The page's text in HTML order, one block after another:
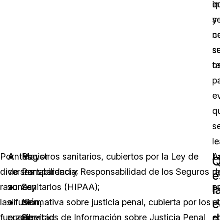
y
Por
diversas
razones,
las
fuerzas
Mayor
transparencia;
Ley
de
Libertad
Antes
de
su
difusión,
puede
Registros sanitarios, cubiertos por la Ley de
Portabilidad y Responsabilidad de los Seguros
Sanitarios (HIPAA);
Normativa sobre justicia penal, cubierta por los
Servicios de Información sobre Justicia Penal
el